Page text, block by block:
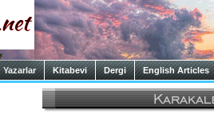
Yazarlar Kitabevi Dergi English Articles